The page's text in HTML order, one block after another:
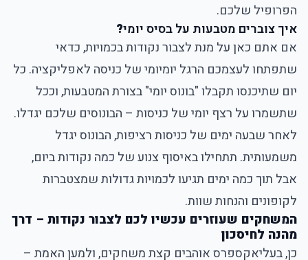
הפרופיל שלכם.
איך צוברים מטבעות על בסיס יומי?
אם אתם כאן על מנתלצבור נקודות בכמויות, כדאי
שתפתחו לעצמכם הרגל יומיומי של כניסה לאפליקציה. כל
יום שתיכנסו תקבלו "בונוס יומי" בצורת המטבעות, וככל
שתשמרו על רצף יומי של כניסות – הבונוסים שלכם יגדלו.
לאחר שבעה ימים של כניסות רציפות, הבונוס יגדל
משמעותית. תתחילו באיסוף צנוע של כמה נקודות ביום,
אבל תוך כמה ימים תגיעו לכמויות גדולות שמצטברות
לקופונים והנחות שוות.
המשחקים שעוזרים עכשיו לכם לצבור נקודות – דרך
מהנה לחיסכון
כן, בעליאקספרס אוהבים קצת משחקים, ולמען האמת –